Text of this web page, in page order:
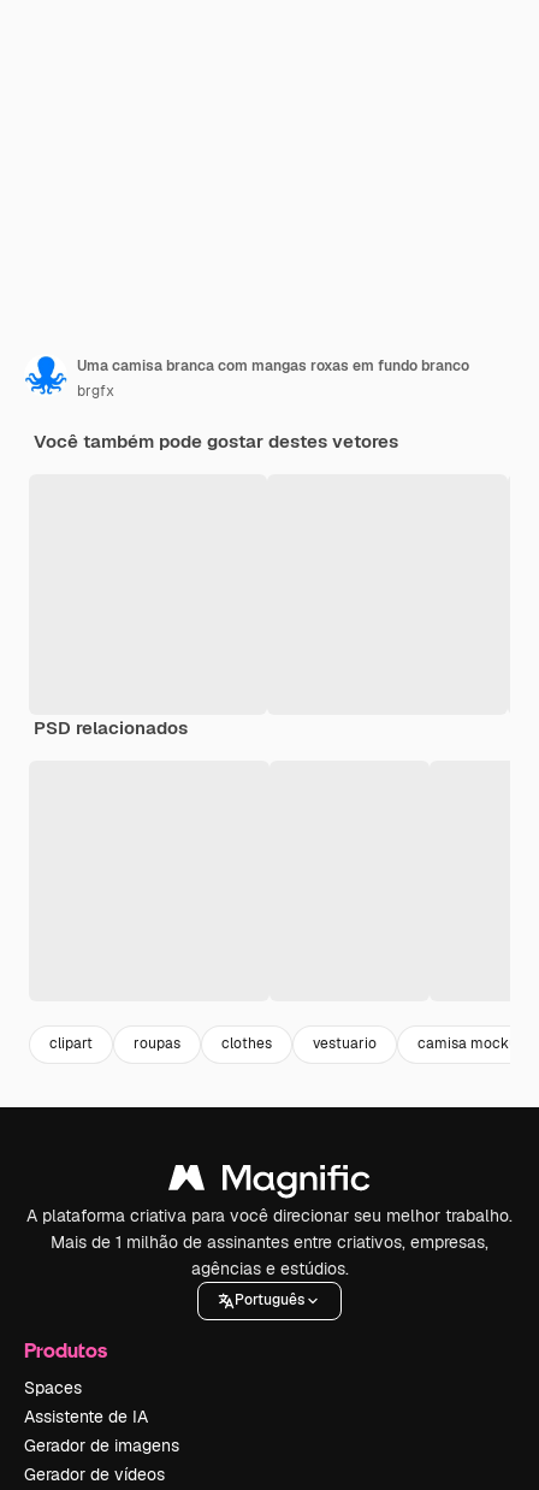
Uma camisa branca com mangas roxas em fundo branco
brgfx
Você também pode gostar destes vetores
PSD relacionados
clipart roupas clothes vestuario camisa mockup
A plataforma criativa para você direcionar seu melhor trabalho.
Mais de 1 milhão de assinantes entre criativos, empresas,
agências e estúdios.
Português
Produtos
Spaces
Assistente de IA
Gerador de imagens
Gerador de vídeos